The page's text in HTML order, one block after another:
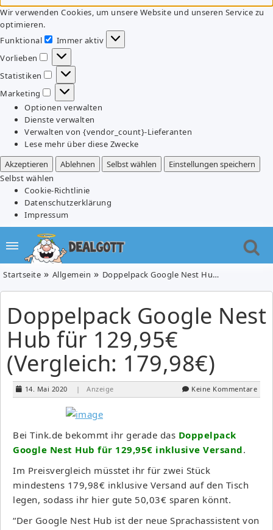
Wir verwenden Cookies, um unsere Website und unseren Service zu
optimieren.
Funktional
Funktional
Immer aktiv
Vorlieben
Vorlieben
Statistiken
Statistiken
Marketing
Marketing
Optionen verwalten
Dienste verwalten
Verwalten von {vendor_count}-Lieferanten
Lese mehr über diese Zwecke
Akzeptieren
Ablehnen Selbst wählen
Einstellungen speichern
Selbst wählen
Cookie-Richtlinie
Datenschutzerklärung
Impressum
Startseite Allgemein Doppelpack Google Nest Hub für 129,95€ (Vergleich: 179,98€)
Doppelpack Google Nest
Hub für 129,95€
(Vergleich: 179,98€)
14. Mai 2020 | Anzeige Keine Kommentare
Bei Tink.de bekommt ihr gerade das Doppelpack
Google Nest Hub für 129,95€ inklusive Versand.
Im Preisvergleich müsstet ihr für zwei Stück
mindestens 179,98€ inklusive Versand auf den Tisch
legen, sodass ihr hier gute 50,03€ sparen könnt.
“Der Google Nest Hub ist der neue Sprachassistent von